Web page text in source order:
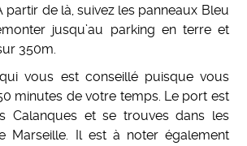
partir de là, suivez les panneaux Bleu
jusqu’au parking en terre et
350m.
qui vous est conseillé puisque vous
minutes de votre temps. Le port est
Calanques et se trouves dans les
Marseille. Il est à noter également